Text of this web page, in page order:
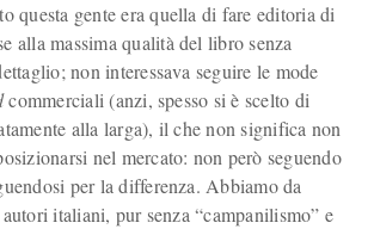
questa gente era quella di fare editoria di
alla massima qualità del libro senza
non interessava seguire le mode
commerciali (anzi, spesso si è scelto di
alla larga), il che non significa non
nel mercato: non però seguendo
per la differenza. Abbiamo da
italiani, pur senza “campanilismo” e